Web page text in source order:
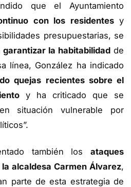
que el Ayuntamiento
con los residentesy
presupuestarias, se
garantizar la habitabilidad de
línea, González ha indicado
quejas recientes sobre el
y ha criticado que se
situación vulnerable por
también los ataques
alcaldesa Carmen Álvarez,
parte de esta estrategia de